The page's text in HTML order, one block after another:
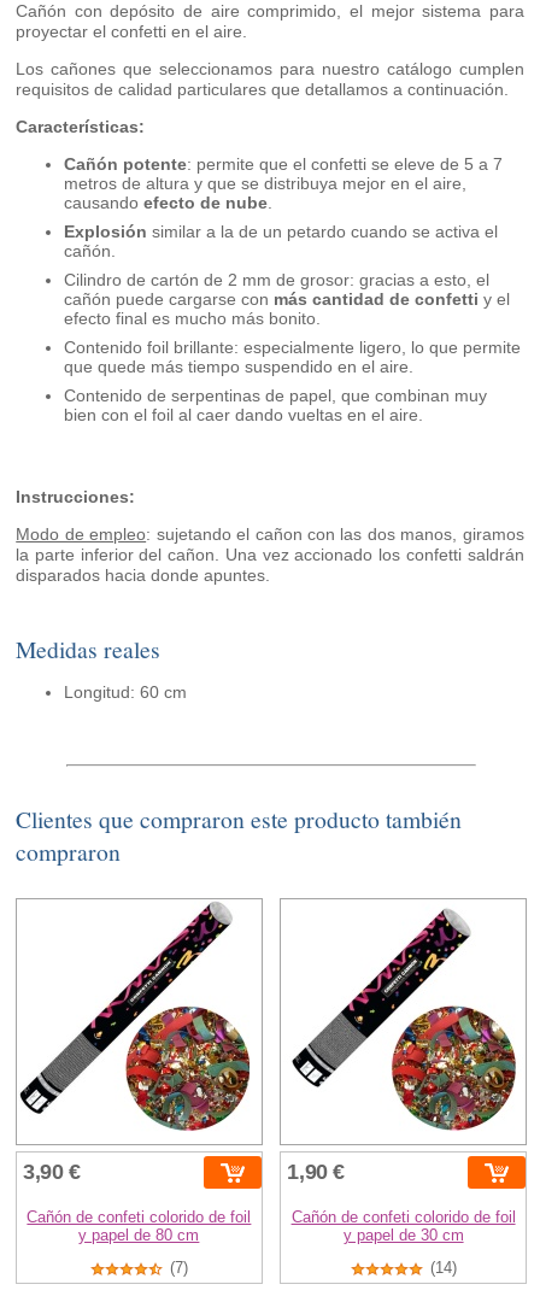
Cañón con depósito de aire comprimido, el mejor sistema para
proyectar el confetti en el aire.
Los cañones que seleccionamos para nuestro catálogo cumplen
requisitos de calidad particulares que detallamos a continuación.
Características:
Cañón potente: permite que el confetti se eleve de 5 a 7
metros de altura y que se distribuya mejor en el aire,
causandoefecto de nube.
Explosión similar a la de un petardo cuando se activa el
cañón.
Cilindro de cartón de 2 mm de grosor: gracias a esto, el
cañón puede cargarse con más cantidad de confetti y el
efecto final es mucho más bonito.
Contenido foil brillante: especialmente ligero, lo que permite
que quede más tiempo suspendido en el aire.
Contenido de serpentinas de papel, que combinan muy
bien con el foil al caer dando vueltas en el aire.
Instrucciones:
Modo de empleo: sujetando el cañon con las dos manos, giramos
la parte inferior del cañon. Una vez accionado los confetti saldrán
disparados hacia donde apuntes.
Medidas reales
Longitud: 60 cm
Clientes que compraron este producto también
compraron
3,90 €
Cañón de confeti colorido de foil
y papel de 80 cm
(7)
1,90 €
Cañón de confeti colorido de foil
y papel de 30 cm
(14)